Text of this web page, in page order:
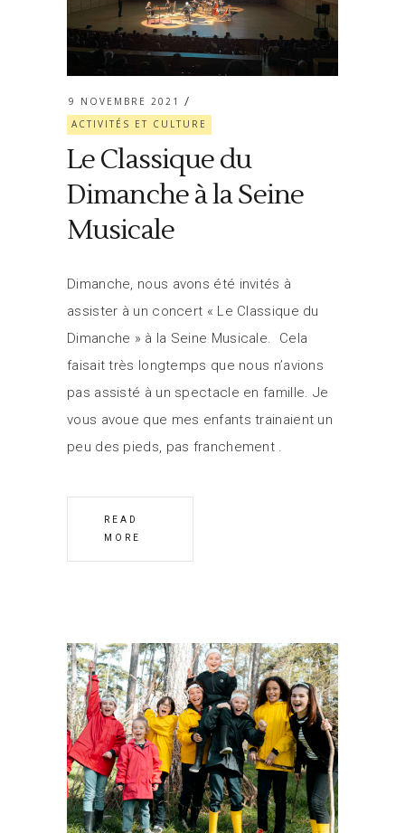
9 NOVEMBRE 2021
ACTIVITÉS ET CULTURE
Le Classique du
Dimanche à la Seine
Musicale
Dimanche, nous avons été invités à
assister à un concert « Le Classique du
Dimanche » à la Seine Musicale. Cela
faisait très longtemps que nous n’avions
pas assisté à un spectacle en famille. Je
vous avoue que mes enfants trainaient un
peu des pieds, pas franchement
READ
MORE